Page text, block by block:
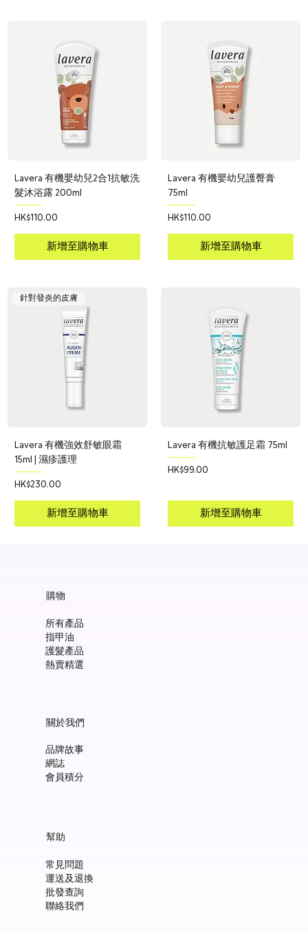
Lavera 有機嬰幼兒2合1抗敏洗
髮沐浴露 200ml
價格
HK$110.00
新增至購物車
Lavera 有機嬰幼兒護臀膏
75ml
價格
HK$110.00
新增至購物車
針對發炎的皮膚
Lavera 有機強效舒敏眼霜
15ml | 濕疹護理
價格
HK$230.00
新增至購物車
Lavera 有機抗敏護足霜 75ml
價格
HK$99.00
新增至購物車
購物
所有產品
指甲油
護髮產品
熱賣精選
關於我們
品牌故事
網誌
會員積分
幫助
常見問題
運送及退換
批發查詢
聯絡我們